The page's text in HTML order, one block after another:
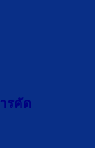
รคัด